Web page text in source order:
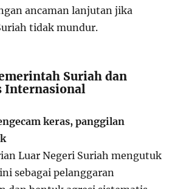
ancaman lanjutan jika
tidak mundur.
Suriah dan
Internasional
keras, panggilan
Luar Negeri Suriah mengutuk
sebagai pelanggaran